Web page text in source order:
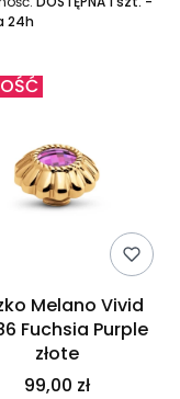
24h
Melano Vivid
Fuchsia Purple
złote
99,00 zł